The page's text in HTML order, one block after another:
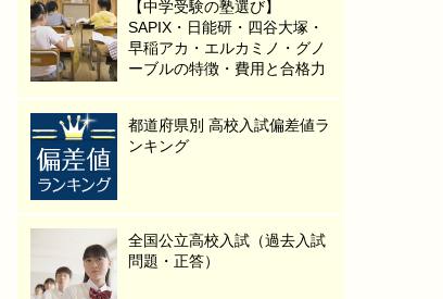
【中学受験の塾選び】
SAPIX・日能研・四谷大塚・
早稲アカ・エルカミノ・グノ
ーブルの特徴・費用と合格力
都道府県別 高校入試偏差値ラ
ンキング
全国公立高校入試（過去入試
問題・正答）